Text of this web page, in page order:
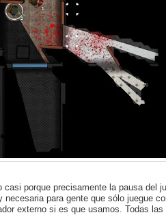
porque precisamente la pausa del
para gente que sólo juegue
externo si es que usamos. Todas